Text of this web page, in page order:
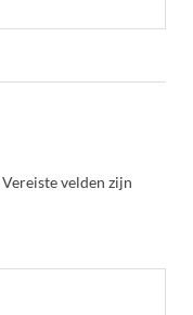
Vereiste velden zijn